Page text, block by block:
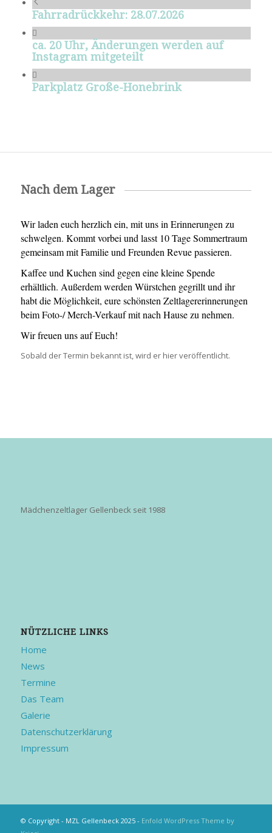
Fahrradrückkehr: 28.07.2026
ca. 20 Uhr, Änderungen werden auf
Instagram mitgeteilt
Parkplatz Große-Honebrink
Nach dem Lager
Wir laden euch herzlich ein, mit uns in Erinnerungen zu
schwelgen. Kommt vorbei und lasst 10 Tage Sommertraum
gemeinsam mit Familie und Freunden Revue passieren.
Kaffee und Kuchen sind gegen eine kleine Spende
erhältlich. Außerdem werden Würstchen gegrillt und ihr
habt die Möglichkeit, eure schönsten Zeltlagererinnerungen
beim Foto-/ Merch-Verkauf mit nach Hause zu nehmen.
Wir freuen uns auf Euch!
Sobald der Termin bekannt ist, wird er hier veröffentlicht.
Mädchenzeltlager Gellenbeck seit 1988
NÜTZLICHE LINKS
Home
News
Termine
Das Team
Galerie
Datenschutzerklärung
Impressum
© Copyright - MZL Gellenbeck 2025 - Enfold WordPress Theme by